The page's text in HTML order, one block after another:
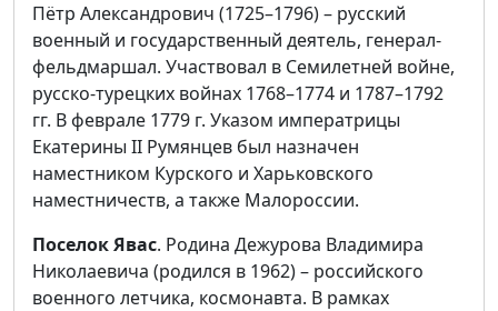
Пётр Александрович (1725–1796) – русский
военный и государственный деятель, генерал-
фельдмаршал. Участвовал в Семилетней войне,
русско-турецких войнах 1768–1774 и 1787–1792
гг. В феврале 1779 г. Указом императрицы
Екатерины II Румянцев был назначен
наместником Курского и Харьковского
наместничеств, а также Малороссии.
Поселок Явас. Родина Дежурова Владимира
Николаевича (родился в 1962) – российского
военного летчика, космонавта. В рамках